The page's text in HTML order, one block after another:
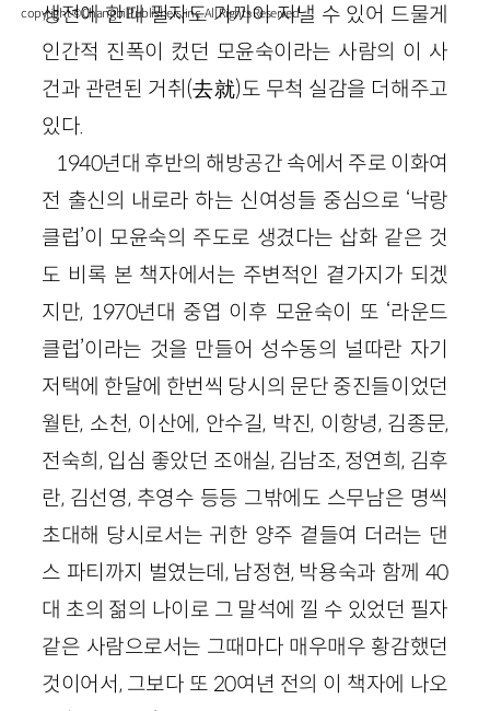
생전에 한때 필자도 가까이 지낼 수 있어 드물게
인간적 진폭이 컸던 모윤숙이라는 사람의 이 사
건과 관련된 거취(去就)도 무척 실감을 더해주고
있다.
1940년대 후반의 해방공간 속에서 주로 이화여
전 출신의 내로라 하는 신여성들 중심으로 ‘낙랑
클럽’이 모윤숙의 주도로 생겼다는 삽화 같은 것
도 비록 본 책자에서는 주변적인 곁가지가 되겠
지만, 1970년대 중엽 이후 모윤숙이 또 ‘라운드
클럽’이라는 것을 만들어 성수동의 널따란 자기
저택에 한달에 한번씩 당시의 문단 중진들이었던
월탄, 소천, 이산에, 안수길, 박진, 이항녕, 김종문,
전숙희, 입심 좋았던 조애실, 김남조, 정연희, 김후
란, 김선영, 추영수 등등 그밖에도 스무남은 명씩
초대해 당시로서는 귀한 양주 곁들여 더러는 댄
스 파티까지 벌였는데, 남정현, 박용숙과 함께 40
대 초의 젊의 나이로 그 말석에 낄 수 있었던 필자
같은 사람으로서는 그때마다 매우매우 황감했던
것이어서, 그보다 또 20여년 전의 이 책자에 나오
copyright © Changbi Publishers, inc. All Rights Reserved.